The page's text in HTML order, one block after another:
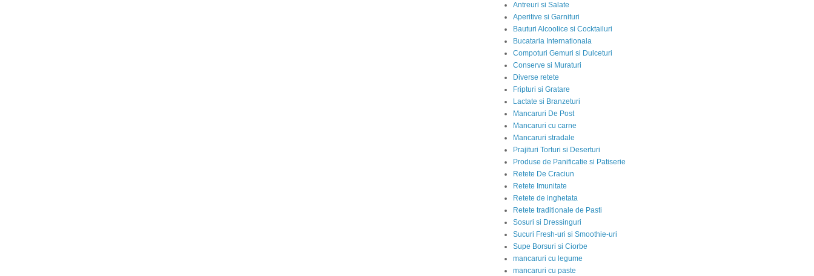
Antreuri si Salate
Aperitive si Garnituri
Bauturi Alcoolice si Cocktailuri
Bucataria Internationala
Compoturi Gemuri si Dulceturi
Conserve si Muraturi
Diverse retete
Fripturi si Gratare
Lactate si Branzeturi
Mancaruri De Post
Mancaruri cu carne
Mancaruri stradale
Prajituri Torturi si Deserturi
Produse de Panificatie si Patiserie
Retete De Craciun
Retete Imunitate
Retete de inghetata
Retete traditionale de Pasti
Sosuri si Dressinguri
Sucuri Fresh-uri si Smoothie-uri
Supe Borsuri si Ciorbe
mancaruri cu legume
mancaruri cu paste